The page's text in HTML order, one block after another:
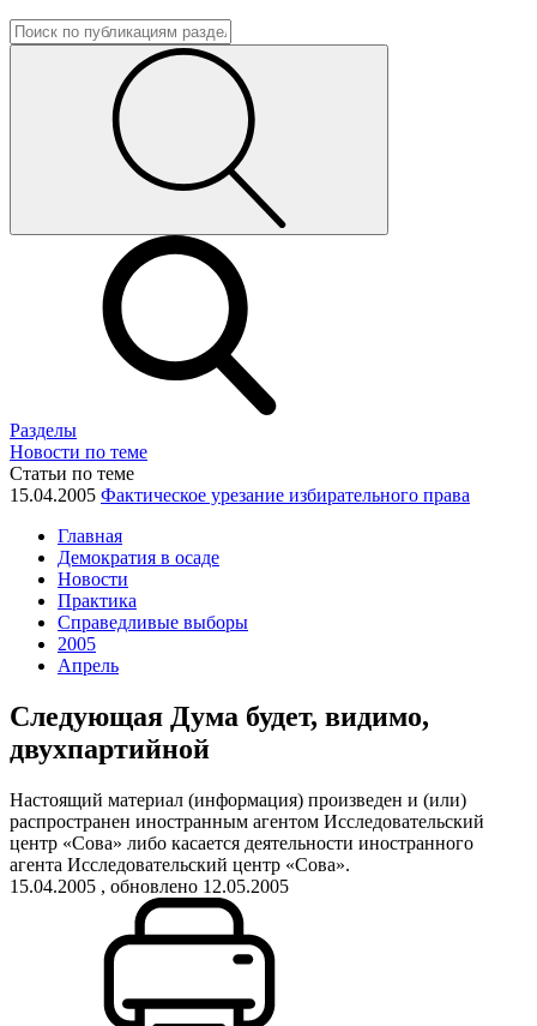
Разделы
Новости по теме
Статьи по теме
15.04.2005 Фактическое урезание избирательного права
Главная
Демократия в осаде
Новости
Практика
Справедливые выборы
2005
Апрель
Следующая Дума будет, видимо,
двухпартийной
Настоящий материал (информация) произведен и (или)
распространен иностранным агентом Исследовательский
центр «Сова» либо касается деятельности иностранного
агента Исследовательский центр «Сова».
15.04.2005 , обновлено 12.05.2005